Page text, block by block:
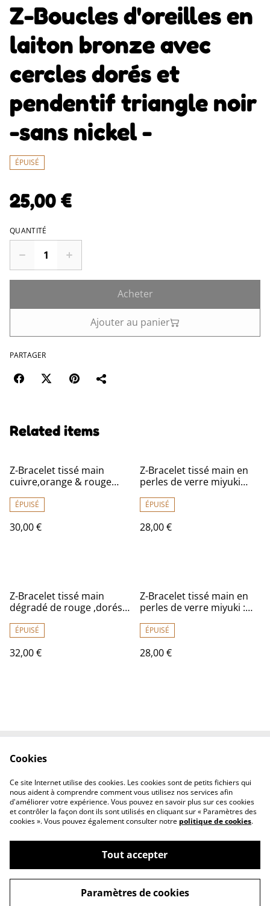
Z-Boucles d'oreilles en
laiton bronze avec
cercles dorés et
pendentif triangle noir
-sans nickel -
ÉPUISÉ
25,00 €
QUANTITÉ
Acheter
Ajouter au panier
PARTAGER
Related items
Z-Bracelet tissé main
cuivre,orange & rouge
résistant, pièce unique
ÉPUISÉ
30,00 €
Z-Bracelet tissé main en
perles de verre miyuki
réglable par lien
ÉPUISÉ
28,00 €
Z-Bracelet tissé main
dégradé de rouge ,dorés
verre miyuki , réglable sur
fil de jade résistant, pièce
unique
ÉPUISÉ
32,00 €
Z-Bracelet tissé main en
perles de verre miyuki :
ÉPUISÉ
28,00 €
Politique de
confidentialité
Politique de cookies
©2026Fleurs et lin boutique
powered by
Cookies
Ce site Internet utilise des cookies. Les cookies sont de petits fichiers qui
nous aident à comprendre comment vous utilisez nos services afin
d'améliorer votre expérience. Vous pouvez en savoir plus sur ces cookies
et contrôler la façon dont ils sont utilisés en cliquant sur « Paramètres des
cookies ». Vous pouvez également consulter notre politique de cookies.
Tout accepter
Paramètres de cookies